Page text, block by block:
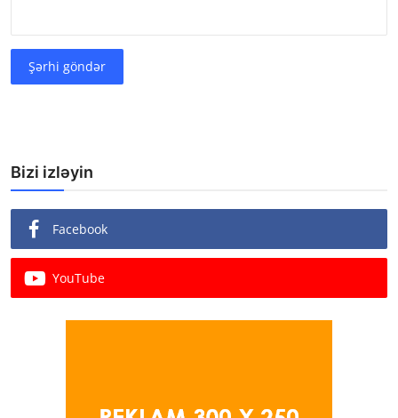
Şərhi göndər
Bizi izləyin
Facebook
YouTube